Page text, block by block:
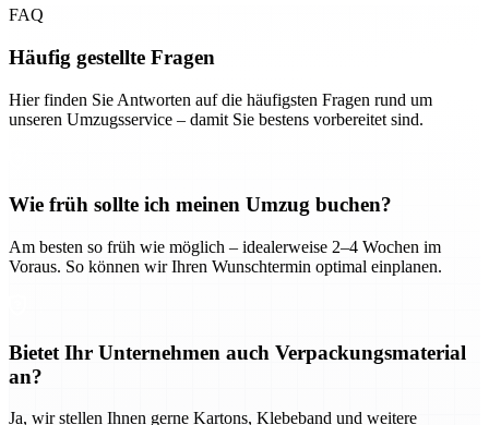
FAQ
Häufig gestellte Fragen
Hier finden Sie Antworten auf die häufigsten Fragen rund um
unseren Umzugsservice – damit Sie bestens vorbereitet sind.
Wie früh sollte ich meinen Umzug buchen?
Am besten so früh wie möglich – idealerweise 2–4 Wochen im
Voraus. So können wir Ihren Wunschtermin optimal einplanen.
Bietet Ihr Unternehmen auch Verpackungsmaterial
an?
Ja, wir stellen Ihnen gerne Kartons, Klebeband und weitere